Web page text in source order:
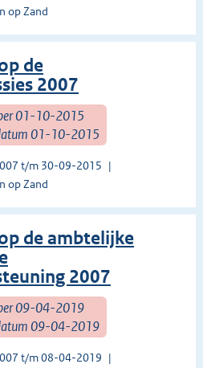
op Zand
de
2007
01-10-2015
01-10-2015
t/m 30-09-2015
op Zand
de ambtelijke
2007
09-04-2019
09-04-2019
t/m 08-04-2019